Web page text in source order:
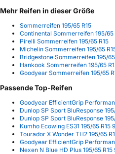
Mehr Reifen in dieser Größe
Sommerreifen 195/65 R15
Continental Sommerreifen 195/65
Pirelli Sommerreifen 195/65 R15
Michelin Sommerreifen 195/65
Bridgestone Sommerreifen 195/65
Hankook Sommerreifen 195/65
Goodyear Sommerreifen 195/65
Passende Top-Reifen
Goodyear EfficientGrip
Dunlop SP Sport BluResponse
Dunlop SP Sport BluResponse
Kumho Ecowing ES31 195/65 R15
Tourador X Wonder TH2 195/65
Goodyear EfficientGrip
Nexen N Blue HD Plus 195/65